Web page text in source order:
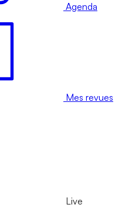
Agenda
Mes revues
Live